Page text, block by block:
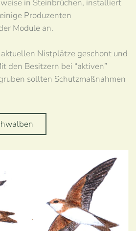
in Steinbrüchen, installiert
Produzenten
Module an.
Nistplätze geschont und
den Besitzern bei “aktiven”
sollten Schutzmaßnahmen